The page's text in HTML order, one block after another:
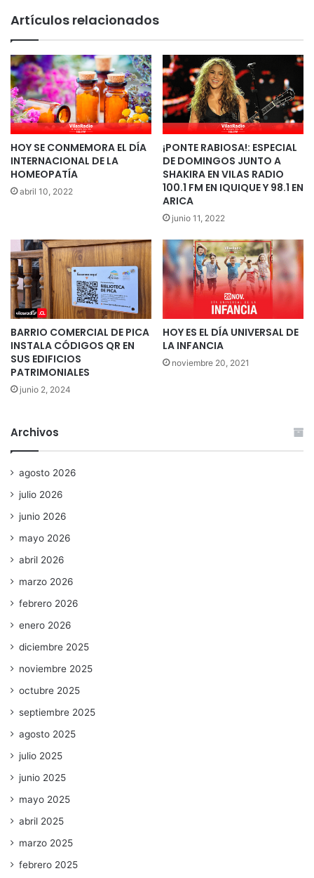
Artículos relacionados
HOY SE CONMEMORA EL DÍA
INTERNACIONAL DE LA
HOMEOPATÍA
abril 10, 2022
¡PONTE RABIOSA!: ESPECIAL
DE DOMINGOS JUNTO A
SHAKIRA EN VILAS RADIO
100.1 FM EN IQUIQUE Y 98.1 EN
ARICA
junio 11, 2022
BARRIO COMERCIAL DE PICA
INSTALA CÓDIGOS QR EN
SUS EDIFICIOS
PATRIMONIALES
junio 2, 2024
HOY ES EL DÍA UNIVERSAL DE
LA INFANCIA
noviembre 20, 2021
Archivos
agosto 2026
julio 2026
junio 2026
mayo 2026
abril 2026
marzo 2026
febrero 2026
enero 2026
diciembre 2025
noviembre 2025
octubre 2025
septiembre 2025
agosto 2025
julio 2025
junio 2025
mayo 2025
abril 2025
marzo 2025
febrero 2025